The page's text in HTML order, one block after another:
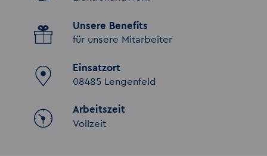
Unsere Benefits
für unsere Mitarbeiter
Einsatzort
08485 Lengenfeld
Arbeitszeit
Vollzeit